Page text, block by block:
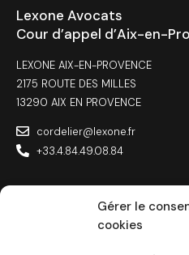
Gérer le
cookies
Lexone Avocats
Cour d’appel d’Aix-en-
LEXONE AIX-EN-PROVENCE
2175 ROUTE DES MILLES
13290 AIX EN PROVENCE
cordelier@lexone.fr
+33.4.84.49.08.84